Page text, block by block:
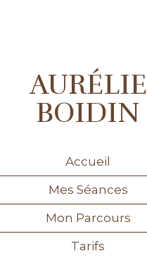
AURÉLIE
BOIDIN
Accueil
Mes Séances
Mon Parcours
Tarifs